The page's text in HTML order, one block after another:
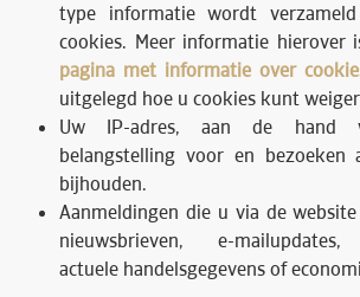
type informatie wordt
cookies. Meer informatie hierover
pagina met informatie over
uitgelegd hoe u cookies kunt
Uw IP-adres, aan de hand
belangstelling voor en bezoeken
bijhouden.
Aanmeldingen die u via de
nieuwsbrieven, e-mailupdates,
actuele handelsgegevens of